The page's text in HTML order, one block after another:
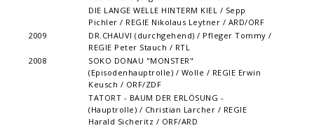
DIE LANGE WELLE HINTERM KIEL / Sepp
Pichler / REGIE Nikolaus Leytner / ARD/ORF
2009
DR.CHAUVI (durchgehend) / Pfleger Tommy /
REGIE Peter Stauch / RTL
2008
SOKO DONAU "MONSTER"
(Episodenhauptrolle) / Wolle / REGIE Erwin
Keusch / ORF/ZDF
TATORT - BAUM DER ERLÖSUNG -
(Hauptrolle) / Christian Larcher / REGIE
Harald Sicheritz / ORF/ARD